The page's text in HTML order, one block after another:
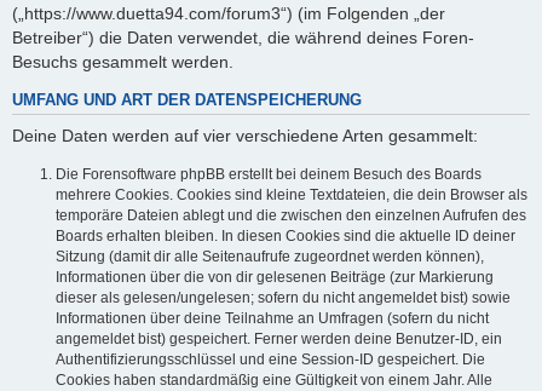
(„https://www.duetta94.com/forum3“) (im Folgenden „der
Betreiber“) die Daten verwendet, die während deines Foren-
Besuchs gesammelt werden.
UMFANG UND ART DER DATENSPEICHERUNG
Deine Daten werden auf vier verschiedene Arten gesammelt:
Die Forensoftware phpBB erstellt bei deinem Besuch des Boards
mehrere Cookies. Cookies sind kleine Textdateien, die dein Browser als
temporäre Dateien ablegt und die zwischen den einzelnen Aufrufen des
Boards erhalten bleiben. In diesen Cookies sind die aktuelle ID deiner
Sitzung (damit dir alle Seitenaufrufe zugeordnet werden können),
Informationen über die von dir gelesenen Beiträge (zur Markierung
dieser als gelesen/ungelesen; sofern du nicht angemeldet bist) sowie
Informationen über deine Teilnahme an Umfragen (sofern du nicht
angemeldet bist) gespeichert. Ferner werden deine Benutzer-ID, ein
Authentifizierungsschlüssel und eine Session-ID gespeichert. Die
Cookies haben standardmäßig eine Gültigkeit von einem Jahr. Alle